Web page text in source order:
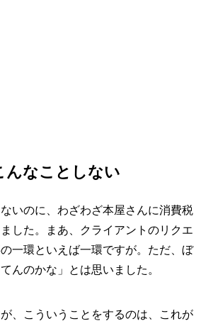
んなことしない
いのに、わざわざ本屋さんに消費税
した。まあ、クライアントのリクエ
一環といえば一環ですが。ただ、ぼ
んのかな」とは思いました。
、こういうことをするのは、これが